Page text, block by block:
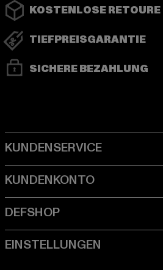
KOSTENLOSE RETOURE
TIEFPREISGARANTIE
SICHERE BEZAHLUNG